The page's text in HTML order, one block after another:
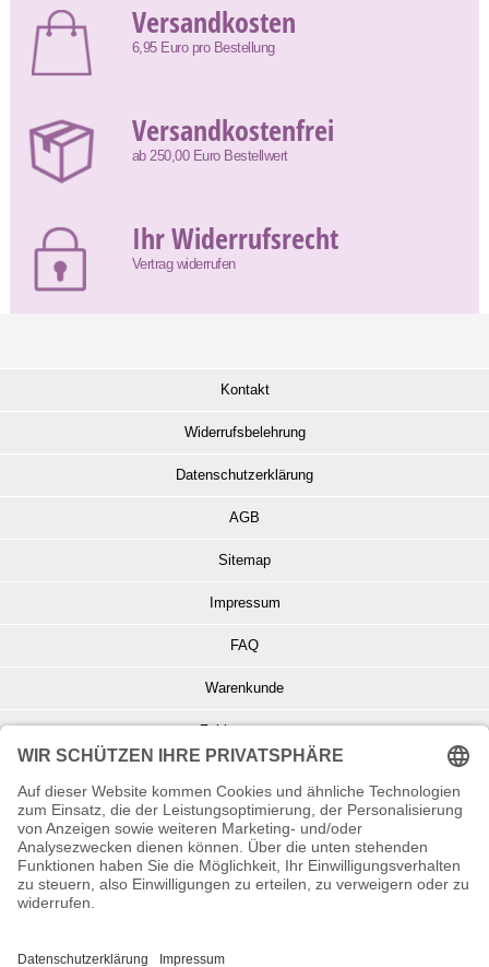
Versandkosten
6,95 Euro pro Bestellung
Versandkostenfrei
ab 250,00 Euro Bestellwert
Ihr Widerrufsrecht
Vertrag widerrufen
Kontakt
Widerrufsbelehrung
Datenschutzerklärung
AGB
Sitemap
Impressum
FAQ
Warenkunde
Zahlungsarten
Info zu Elektro- u. Elektronikgeräten
Batterieentsorgung
Informationen zur Echtheit von Kundenbewertungen